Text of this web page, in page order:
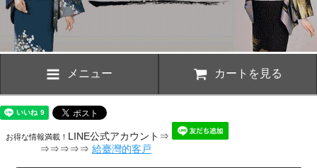
メニュー カートを見る
お得な情報満載！ LINE公式アカウント⇒
⇒⇒⇒⇒⇒ 給臺灣的客戸